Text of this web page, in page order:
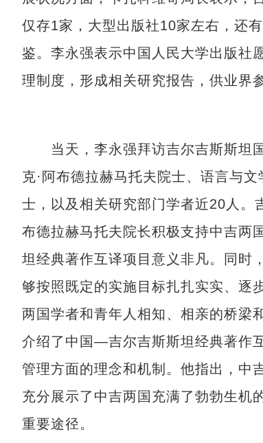
仅存1家，大型出版社10家左右，还
鉴。李永强表示中国人民大学出版社
理制度，形成相关研究报告，供业界
当天，李永强拜访吉尔吉斯斯坦国
克·阿布德拉赫马托夫院士、语言与
士，以及相关研究部门学者近20人。
布德拉赫马托夫院长积极支持中吉
坦经典著作互译项目意义非凡。同时
够按照既定的实施目标扎扎实实、逐
两国学者和青年人相知、相亲的桥梁
介绍了中国—吉尔吉斯斯坦经典著作
管理方面的理念和机制。他指出，中
充分展示了中吉两国充满了勃勃生机
重要途径。